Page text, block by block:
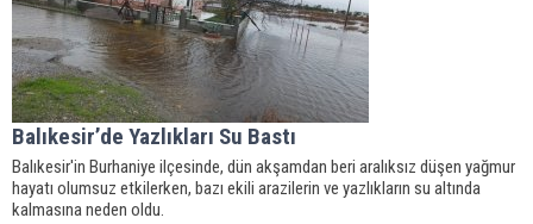
Balıkesir’de Yazlıkları Su Bastı
Balıkesir'in Burhaniye ilçesinde, dün akşamdan beri aralıksız düşen yağmur
hayatı olumsuz etkilerken, bazı ekili arazilerin ve yazlıkların su altında
kalmasına neden oldu.